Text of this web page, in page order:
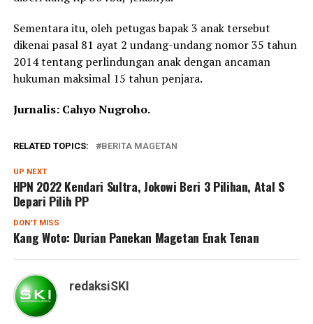
Sementara itu, oleh petugas bapak 3 anak tersebut
dikenai pasal 81 ayat 2 undang-undang nomor 35 tahun
2014 tentang perlindungan anak dengan ancaman
hukuman maksimal 15 tahun penjara.
Jurnalis: Cahyo Nugroho.
RELATED TOPICS: BERITA MAGETAN
UP NEXT
HPN 2022 Kendari Sultra, Jokowi Beri 3 Pilihan, Atal S
Depari Pilih PP
DON'T MISS
Kang Woto: Durian Panekan Magetan Enak Tenan
redaksiSKI